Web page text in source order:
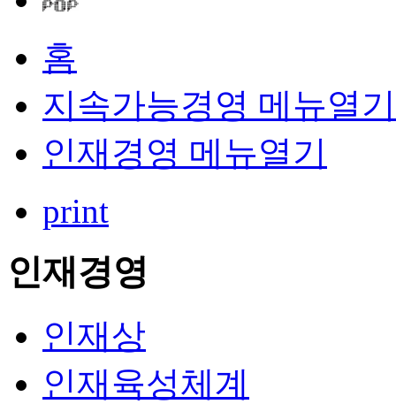
홈
지속가능경영 메뉴열기
인재경영 메뉴열기
print
인재경영
인재상
인재육성체계